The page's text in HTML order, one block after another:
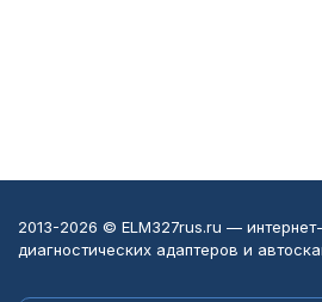
2013-2026 © ELM327rus.ru —
диагностических адаптеров и